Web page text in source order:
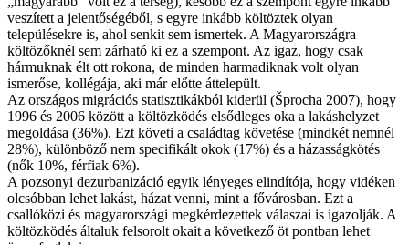
veszített a jelentőségéből, s egyre inkább költöztek olyan
településekre is, ahol senkit sem ismertek. A Magyarországra
költözőknél sem zárható ki ez a szempont. Az igaz, hogy csak
hármuknak élt ott rokona, de minden harmadiknak volt olyan
ismerőse, kollégája, aki már előtte áttelepült.
Az országos migrációs statisztikákból kiderül (Šprocha 2007), hogy
1996 és 2006 között a költözködés elsődleges oka a lakáshelyzet
megoldása (36%). Ezt követi a családtag követése (mindkét nemnél
28%), különböző nem specifikált okok (17%) és a házasságkötés
(nők 10%, férfiak 6%).
A pozsonyi dezurbanizáció egyik lényeges elindítója, hogy vidéken
olcsóbban lehet lakást, házat venni, mint a fővárosban. Ezt a
csallóközi és magyarországi megkérdezettek válaszai is igazolják. A
költözködés általuk felsorolt okait a következő öt pontban lehet